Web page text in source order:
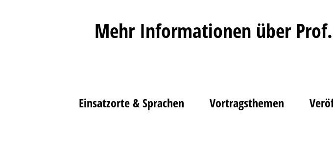
Mehr Informationen über
Einsatzorte & Sprachen Vortragsthemen